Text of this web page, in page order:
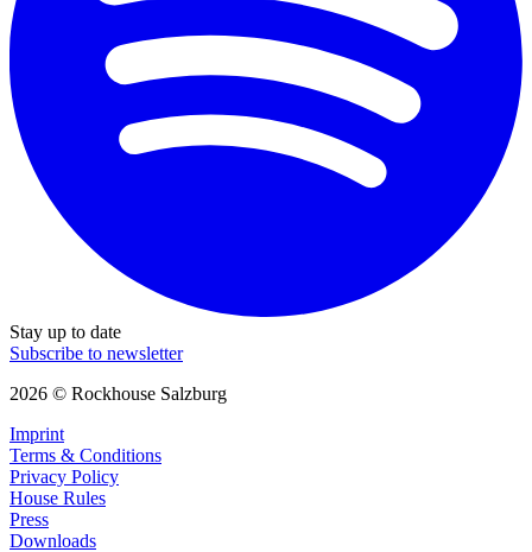
Stay up to date
Subscribe to newsletter
2026 © Rockhouse Salzburg
Imprint
Terms & Conditions
Privacy Policy
House Rules
Press
Downloads